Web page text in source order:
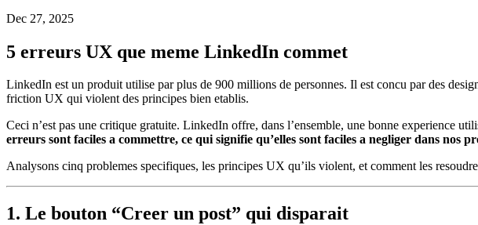
Dec 27, 2025
5 erreurs UX que meme LinkedIn commet
LinkedIn est un produit utilise par plus de 900 millions de personnes. Il est concu par des
friction UX qui violent des principes bien etablis.
Ceci n’est pas une critique gratuite. LinkedIn offre, dans l’ensemble, une bonne experience
erreurs sont faciles a commettre, ce qui signifie qu’elles sont faciles a negliger dans nos
Analysons cinq problemes specifiques, les principes UX qu’ils violent, et comment les
1. Le bouton “Creer un post” qui disparait